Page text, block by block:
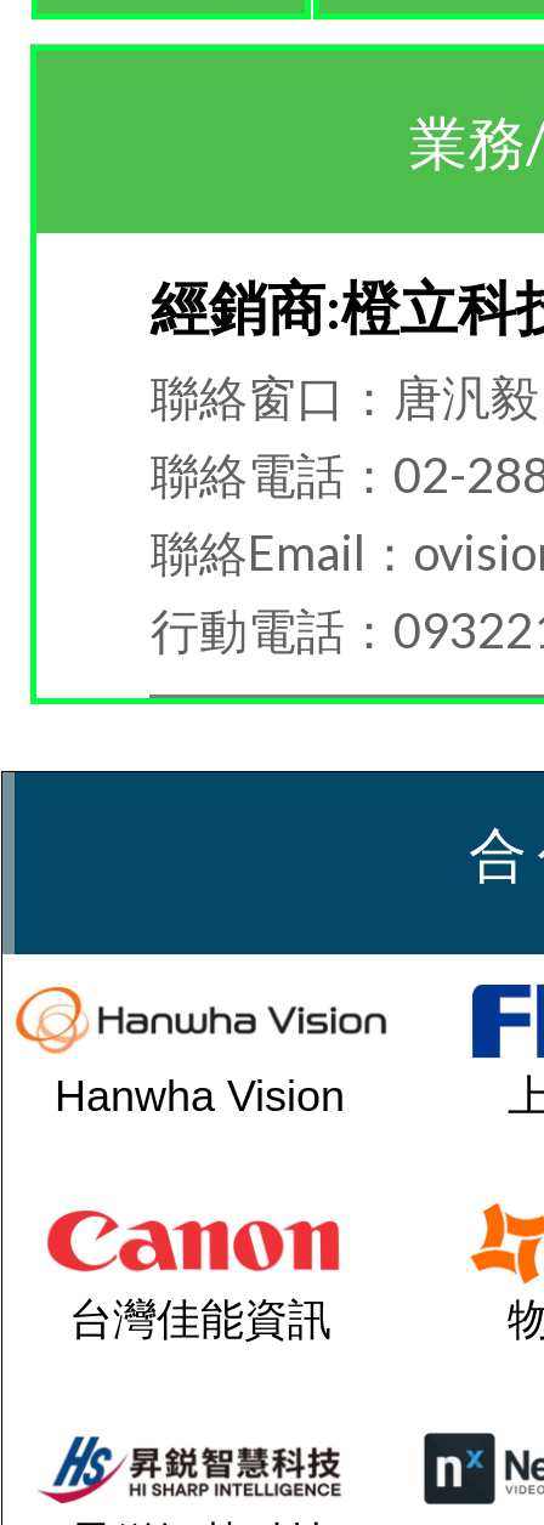
業務
經銷商:橙立科
聯絡窗口：唐汎毅
聯絡電話：02-
聯絡Email：
行動電話：
合
Hanwha Vision
台灣佳能資訊